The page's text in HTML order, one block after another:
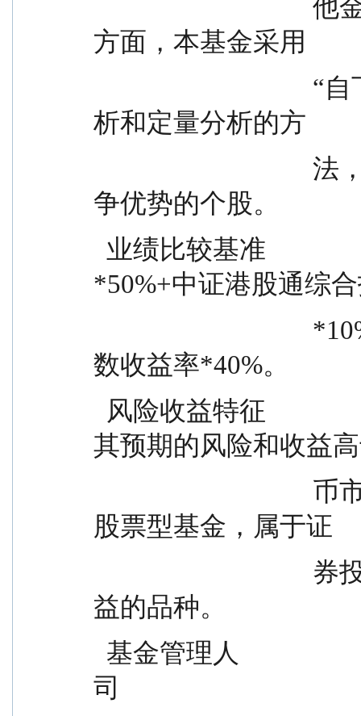
方面，本基金采用
析和定量分析的方
争优势的个股。
*50%+中证港股通综
数收益率*40%。
其预期的风险和收益
股票型基金，属于证
益的品种。
司